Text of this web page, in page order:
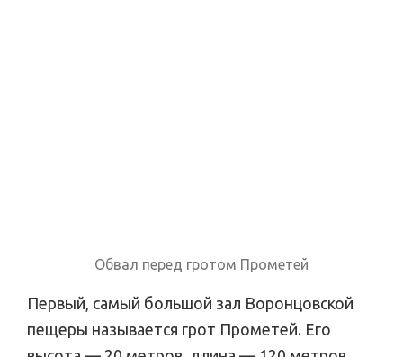
Обвал перед гротом Прометей
Первый, самый большой зал Воронцовской
пещеры называется грот Прометей. Его